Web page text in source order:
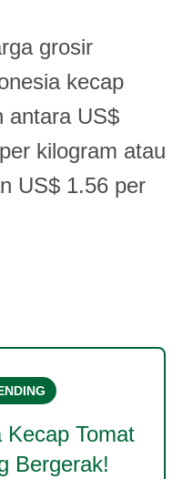
grosir
kecap
antara US$
kilogram atau
US$ 1.56 per
Kecap Tomat
Bergerak!